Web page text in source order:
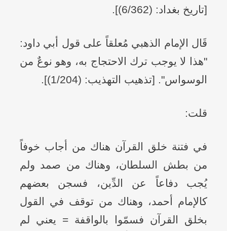
[تاريخ بغداد: (6/362)].
قَال الإمام الذهبي مُعلقاً على قول أبي داود:
"هذا لا يوجب ترك الاحتجاج به، وهو نوعٌ من
الوسواس". [تذهيب التهذيب: (1/204)].
قلت:
في فتنة خلق القرآن هناك من أجاب خوفاً
من بطش السلطان، وهناك من صمد ولم
يُجب دفاعاً عن الدِّين، فسجن بعضهم
كالإمام أحمد، وهناك من توقف في القول
بخلق القرآن فسمّوا بالواقفة = يعني لم